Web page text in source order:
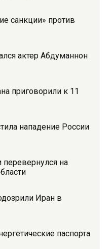
санкции» против
актер Абдуманнон
приговорили к 11
нападение России
перевернулся на
Иран в
паспорта